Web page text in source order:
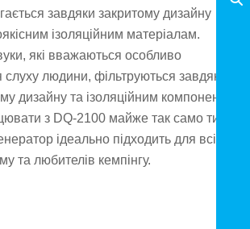
завдяки закритому дизайну
ізоляційним матеріалам.
які вважаються особливо
людини, фільтруються завдяки
дизайну та ізоляційним компонентам,
з DQ-2100 майже так само тихо,
ідеально підходить для всіх
та любителів кемпінгу.